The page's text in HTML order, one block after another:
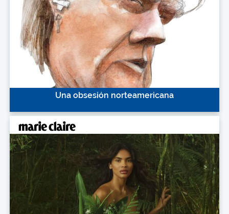
Una obsesión norteamericana